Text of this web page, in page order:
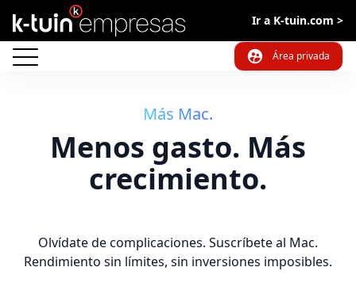
Ir a K-tuin.com >
Área privada
Más Mac.
Menos gasto. Más
crecimiento.
Olvídate de complicaciones. Suscríbete al Mac.
Rendimiento sin límites, sin inversiones imposibles.